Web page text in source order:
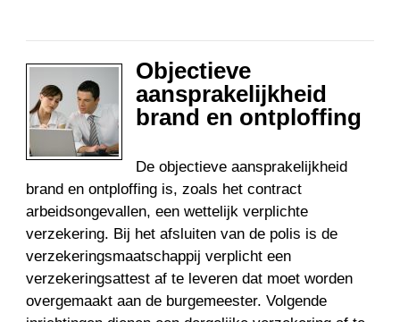
Objectieve
aansprakelijkheid
brand en ontploffing
De objectieve aansprakelijkheid
brand en ontploffing is, zoals het contract
arbeidsongevallen, een wettelijk verplichte
verzekering. Bij het afsluiten van de polis is de
verzekeringsmaatschappij verplicht een
verzekeringsattest af te leveren dat moet worden
overgemaakt aan de burgemeester. Volgende